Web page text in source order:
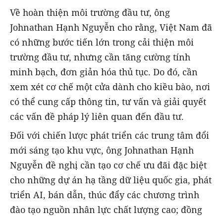
Về hoàn thiện môi trường đầu tư, ông
Johnathan Hạnh Nguyễn cho rằng, Việt Nam đã
có những bước tiến lớn trong cải thiện môi
trường đầu tư, nhưng cần tăng cường tính
minh bạch, đơn giản hóa thủ tục. Do đó, cần
xem xét cơ chế một cửa dành cho kiều bào, nơi
có thể cung cấp thông tin, tư vấn và giải quyết
các vấn đề pháp lý liên quan đến đầu tư.
Đối với chiến lược phát triển các trung tâm đổi
mới sáng tạo khu vực, ông Johnathan Hạnh
Nguyễn đề nghị cần tạo cơ chế ưu đãi đặc biệt
cho những dự án hạ tầng dữ liệu quốc gia, phát
triển AI, bán dẫn, thúc đẩy các chương trình
đào tạo nguồn nhân lực chất lượng cao; đồng